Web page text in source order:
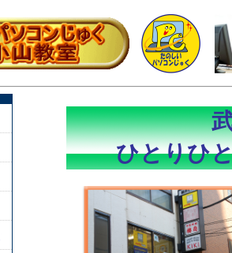
ひとりひ